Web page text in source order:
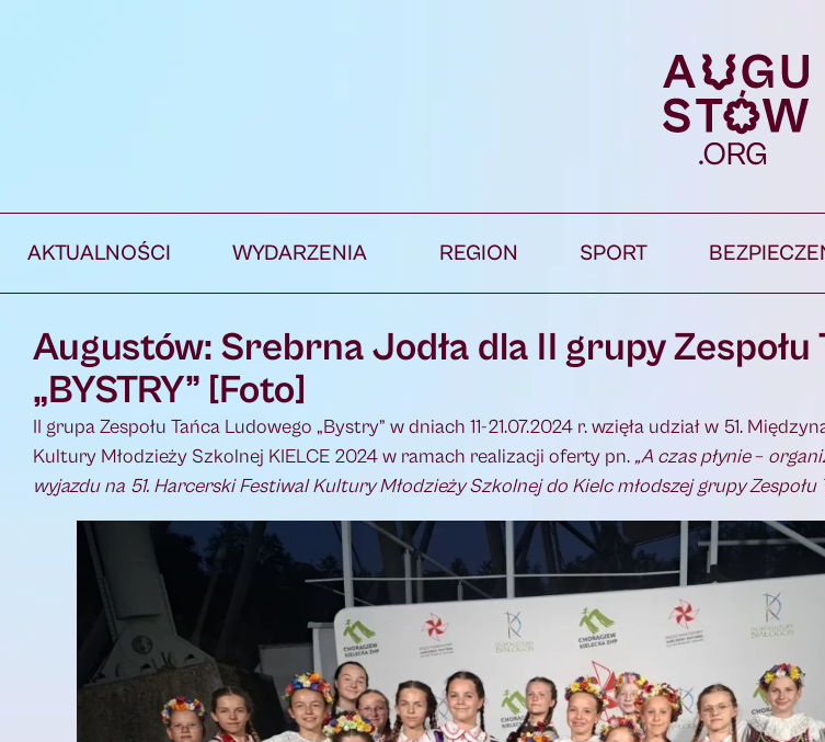
AKTUALNOŚCI WYDARZENIA REGION SPORT
Augustów: Srebrna Jodła dla II grupy Zespołu
„BYSTRY” [Foto]
II grupa Zespołu Tańca Ludowego „Bystry” w dniach 11-21.07.2024 r. wzięła udział w 51.
Kultury Młodzieży Szkolnej KIELCE 2024 w ramach realizacji oferty pn. „A czas płynie–
wyjazdu na 51. Harcerski Festiwal Kultury Młodzieży Szkolnej do Kielc młodszej grupy Zespołu